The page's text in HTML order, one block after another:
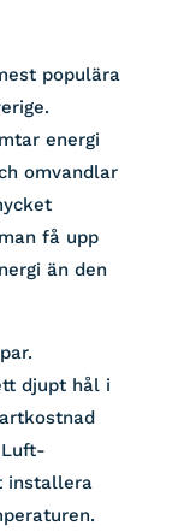
populära
energi
omvandlar
få upp
än den
djupt hål i
installera